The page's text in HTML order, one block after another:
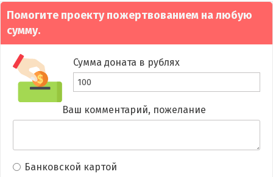
Помогите проекту пожертвованием на любую
сумму.
Сумма доната в рублях
Ваш комментарий, пожелание
Банковской картой